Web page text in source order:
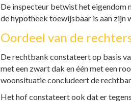
De inspecteur betwist het eigendom
de hypotheek toewijsbaar is aan zijn
Oordeel van de
De rechtbank constateert op basis
met een zwart dak en één met een
woonsituatie concludeert de
Het hof constateert ook dat er